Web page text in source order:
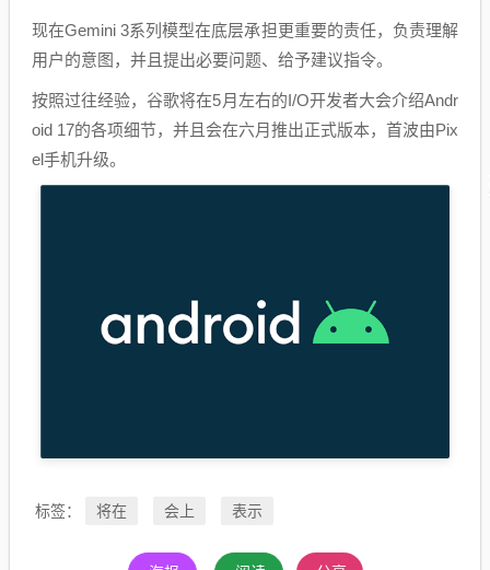
现在Gemini 3系列模型在底层承担更重要的责任，负责理解
用户的意图，并且提出必要问题、给予建议指令。
按照过往经验，谷歌将在5月左右的I/O开发者大会介绍Andr
oid 17的各项细节，并且会在六月推出正式版本，首波由Pix
el手机升级。
标签： 将在 会上 表示